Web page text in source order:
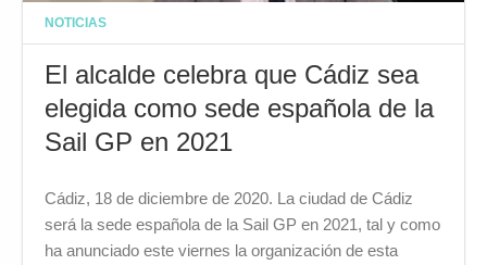
NOTICIAS
El alcalde celebra que Cádiz sea
elegida como sede española de la
Sail GP en 2021
Cádiz, 18 de diciembre de 2020. La ciudad de Cádiz
será la sede española de la Sail GP en 2021, tal y como
ha anunciado este viernes la organización de esta